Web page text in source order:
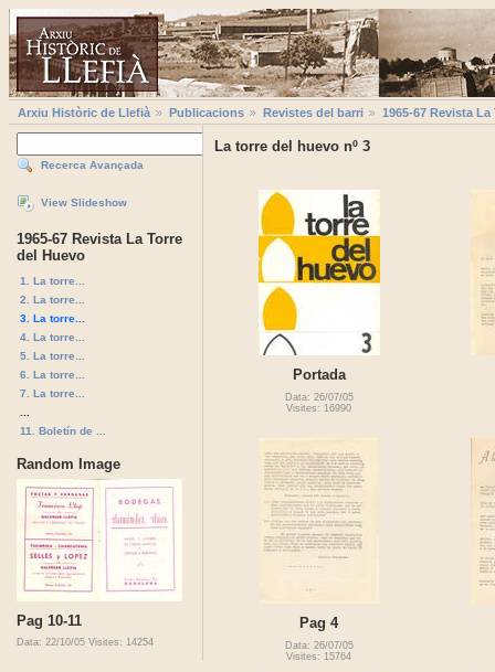
Arxiu Històric de Llefià Publicacions Revistes del barri 1965-67 Revista
Recerca Avançada
View Slideshow
1965-67 Revista La Torre
del Huevo
1. La torre...
2. La torre...
3. La torre...
4. La torre...
5. La torre...
6. La torre...
7. La torre...
11. Boletín de ...
Random Image
Pag 10-11
Data: 22/10/05 Visites: 14254
La torre del huevo nº 3
Portada
Data: 26/07/05
Visites: 16990
Pag 4
Data: 26/07/05
Visites: 15764